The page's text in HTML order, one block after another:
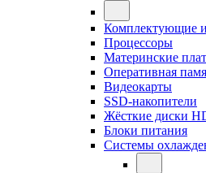
Комплектующие
Процессоры
Материнские
Оперативная
Видеокарты
SSD-накопители
Жёсткие диски
Блоки питания
Системы